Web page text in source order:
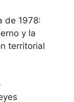
de 1978:
y la
territorial